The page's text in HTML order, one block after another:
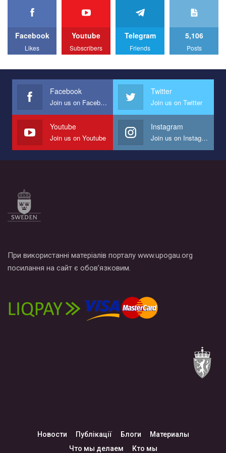
We appeal to your support and ask to help us implement our plan
All you have to do is to press "Like" below the video.
Эмоционально сильный ролик от команды "Гей-альянс
представляющий программу развития организации.
Мы просим вас поддержать нас и помочь нам реализовать
наш план по борьбе с насилием и дискриминацией на почве
СОГИ в Украине.
Все, что вам нужно сделать - это зайти на наш канал YouTube
по этой ссылке и поставить лайк под видео.
Facebook
Likes
Youtube
Subscribers
Telegram
Friends
5,106
Posts
Facebook
Join us on Facebook
Twitter
Join us on Twitter
Youtube
Join us on Youtube
Instagram
Join us on Instagram
При використанні матеріалів порталу www.upogau.org
посилання на сайт є обов’язковим.
Новости Публікації Блоги
Материалы
Что мы делаем
Кто мы